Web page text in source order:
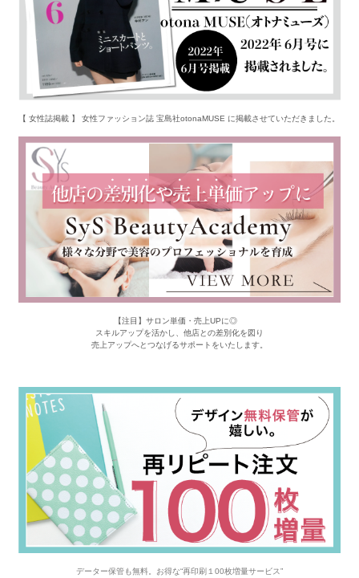
【 女性誌掲載 】 女性ファッション誌 宝島社otonaMUSE に掲載させていただきました。
【注目】サロン単価・売上UPに◎
スキルアップを活かし、他店との差別化を図り
売上アップへとつなげるサポートをいたします。
データー保管も無料。お得な“再印刷１00枚増量サービス”